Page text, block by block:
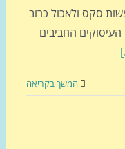
כרוב
החביבים
המשך בקריאה